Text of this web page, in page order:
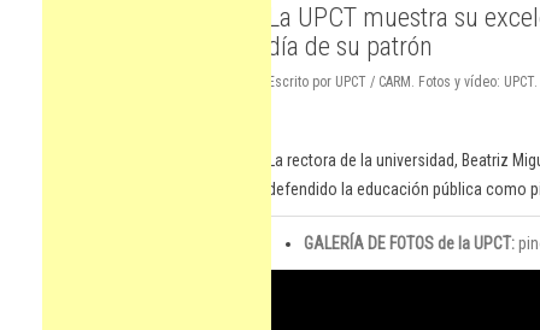
La UPCT muestra su
día de su patrón
Escrito por UPCT / CARM. Fotos y vídeo:
La rectora de la universidad, Beatriz
defendido la educación pública como
GALERÍA DE FOTOS de la UPCT: